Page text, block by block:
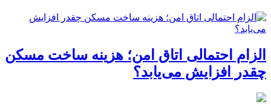
الزام احتمالی اتاق امن؛ هزینه ساخت مسکن
چقدر افزایش می‌یابد؟